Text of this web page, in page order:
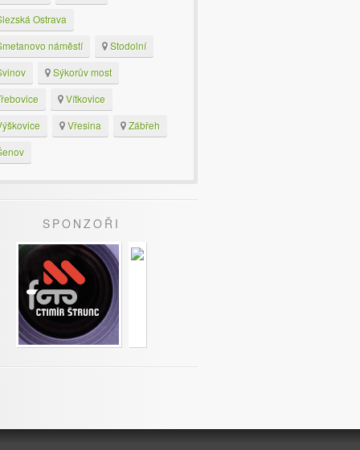
Ostrava
náměstí
Stodolní
Sýkorův most
Vítkovice
Vřesina
Zábřeh
SPONZOŘI